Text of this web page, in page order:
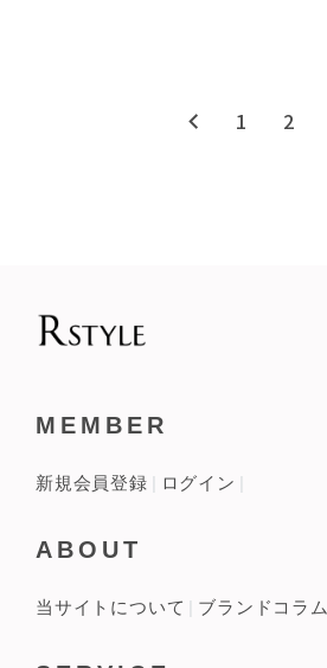
1 2
MEMBER
新規会員登録 ログイン
ABOUT
当サイトについて ブランドコラム